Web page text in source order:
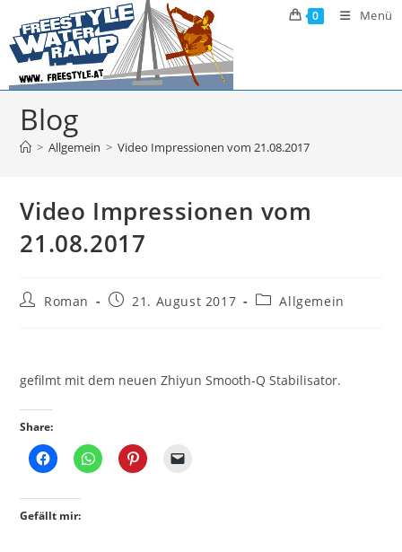
Inhalt
springen
0 Menü
Blog
> Allgemein > Video Impressionen vom 21.08.2017
Video Impressionen vom
21.08.2017
Beitrags-
Roman
Beitrag21. August 2017
Beitrags-
Allgemein
gefilmt mit dem neuen Zhiyun Smooth-Q Stabilisator.
Share:
Gefällt mir: